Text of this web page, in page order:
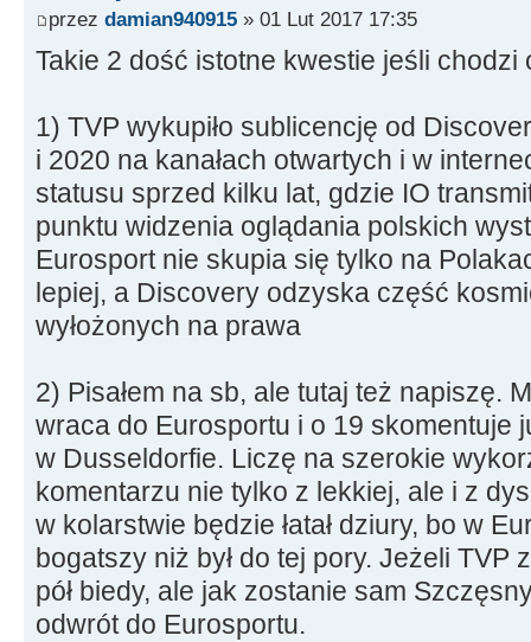
przez damian940915 » 01 Lut 2017 17:35
Takie 2 dość istotne kwestie jeśli chodzi
1) TVP wykupiło sublicencję od
i 2020 na kanałach otwartych i w
statusu sprzed kilku lat, gdzie IO
punktu widzenia oglądania polskich
Eurosport nie skupia się tylko na
lepiej, a Discovery odzyska część
wyłożonych na prawa
2) Pisałem na sb, ale tutaj też napiszę.
wraca do Eurosportu i o 19 skomentuje
w Dusseldorfie. Liczę na szerokie
komentarzu nie tylko z lekkiej, ale i z
w kolarstwie będzie łatał dziury, bo w
bogatszy niż był do tej pory. Jeżeli TVP
pół biedy, ale jak zostanie sam
odwrót do Eurosportu.